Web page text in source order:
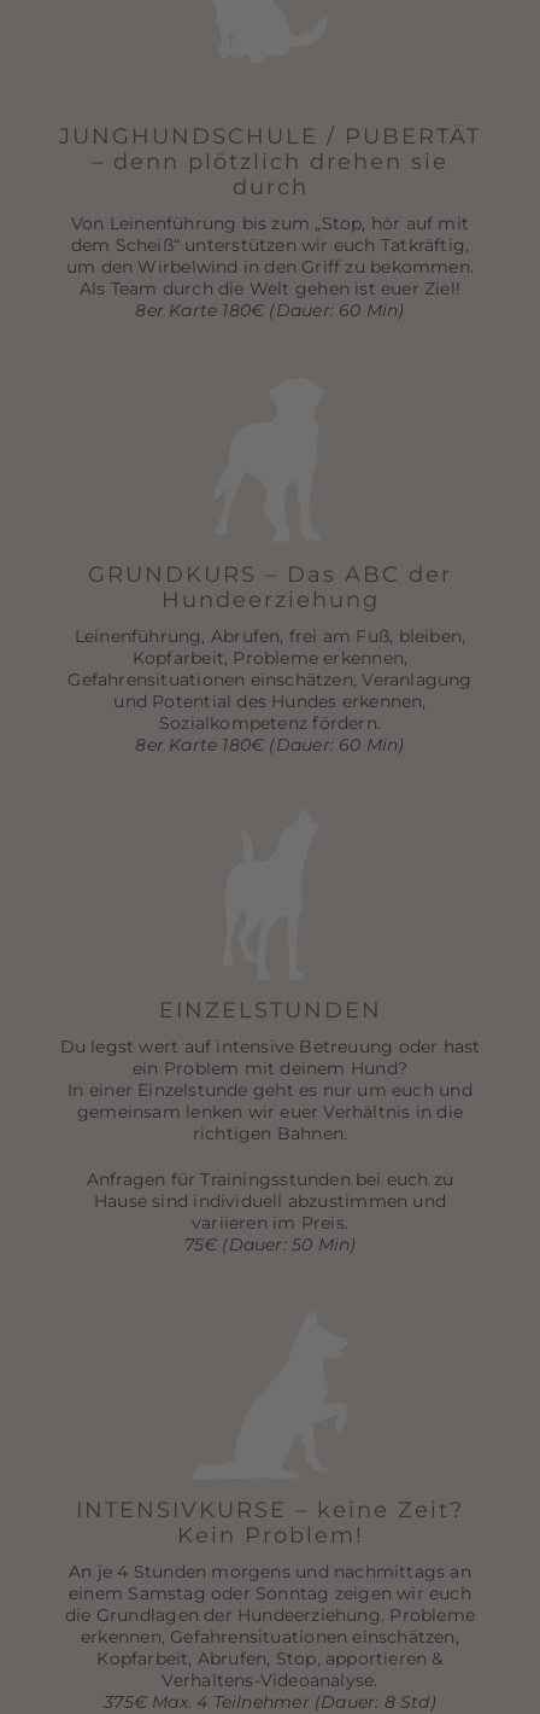
JUNGHUNDSCHULE / PUBERTÄT
– denn plötzlich drehen sie
durch
Von Leinenführung bis zum „Stop, hör auf mit
dem Scheiß“ unterstützen wir euch Tatkräftig,
um den Wirbelwind in den Griff zu bekommen.
Als Team durch die Welt gehen ist euer Ziel!
8er Karte 180€ (Dauer: 60 Min)
GRUNDKURS – Das ABC der
Hundeerziehung
Leinenführung, Abrufen, frei am Fuß, bleiben,
Kopfarbeit, Probleme erkennen,
Gefahrensituationen einschätzen, Veranlagung
und Potential des Hundes erkennen,
Sozialkompetenz fördern.
8er Karte 180€ (Dauer: 60 Min)
EINZELSTUNDEN
Du legst wert auf intensive Betreuung oder hast
ein Problem mit deinem Hund?
In einer Einzelstunde geht es nur um euch und
gemeinsam lenken wir euer Verhältnis in die
richtigen Bahnen.
Anfragen für Trainingsstunden bei euch zu
Hause sind individuell abzustimmen und
variieren im Preis.
75€ (Dauer: 50 Min)
INTENSIVKURSE – keine Zeit?
Kein Problem!
An je 4 Stunden morgens und nachmittags an
einem Samstag oder Sonntag zeigen wir euch
die Grundlagen der Hundeerziehung. Probleme
erkennen, Gefahrensituationen einschätzen,
Kopfarbeit, Abrufen, Stop, apportieren &
Verhaltens-Videoanalyse.
375€ Max. 4 Teilnehmer (Dauer: 8 Std)